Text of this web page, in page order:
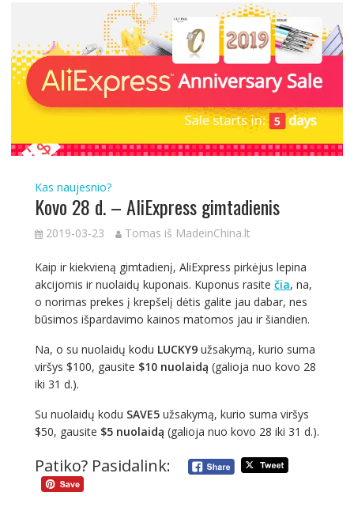
Kas naujesnio?
Kovo 28 d. – AliExpress gimtadienis
2019-03-23 Tomas iš MadeinChina.lt
Kaip ir kiekvieną gimtadienį, AliExpress pirkėjus lepina
akcijomis ir nuolaidų kuponais. Kuponus rasite čia, na,
o norimas prekes į krepšelį dėtis galite jau dabar, nes
būsimos išpardavimo kainos matomos jau ir šiandien.
Na, o su nuolaidų kodu LUCKY9užsakymą, kurio suma
viršys $100, gausite $10 nuolaidą (galioja nuo kovo 28
iki 31 d.).
Su nuolaidų kodu SAVE5užsakymą, kurio suma viršys
$50, gausite $5 nuolaidą (galioja nuo kovo 28 iki 31 d.).
Patiko? Pasidalink: